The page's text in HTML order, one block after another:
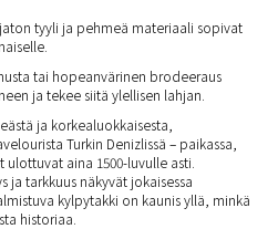
tyyli ja pehmeä materiaali sopivat
tai hopeanvärinen brodeeraus
ja tekee siitä ylellisen lahjan.
ja korkealuokkaisesta,
Turkin Denizlissä – paikassa,
aina 1500-luvulle asti.
ja tarkkuus näkyvät jokaisessa
kylpytakki on kaunis yllä, minkä
historiaa.